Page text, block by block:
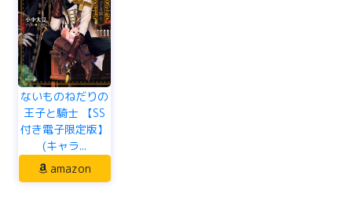
ないものねだりの
王子と騎士 【SS
付き電子限定版】
(キャラ...
amazon